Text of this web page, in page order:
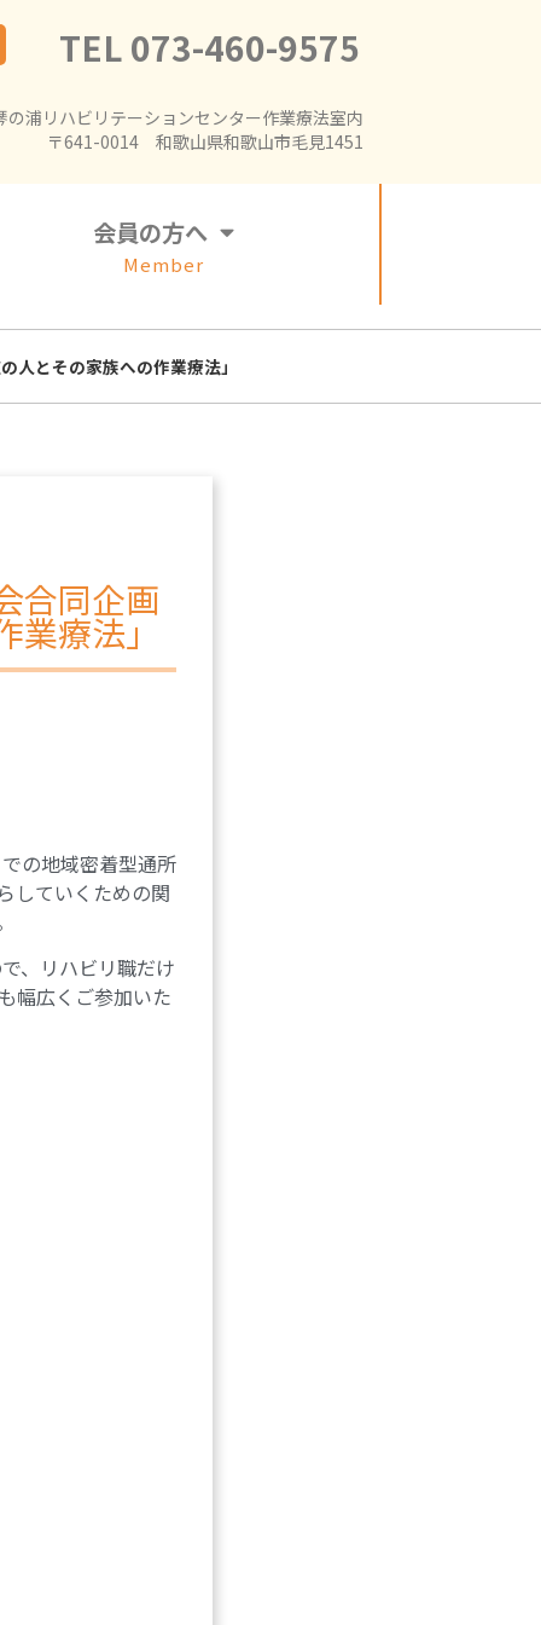
TEL 073-460-9575
の浦リハビリテーションセンター作業療法室内
〒641-0014 和歌山県和歌山市毛見1451
会員の方へ
Member
とその家族への作業療法」
合同企画
業療法」
の地域密着型通所
していくための関
、リハビリ職だけ
幅広くご参加いた